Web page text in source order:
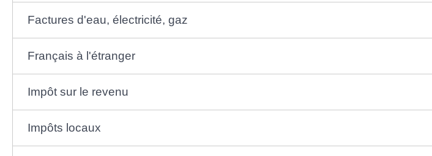
Factures d'eau, électricité, gaz
Français à l'étranger
Impôt sur le revenu
Impôts locaux